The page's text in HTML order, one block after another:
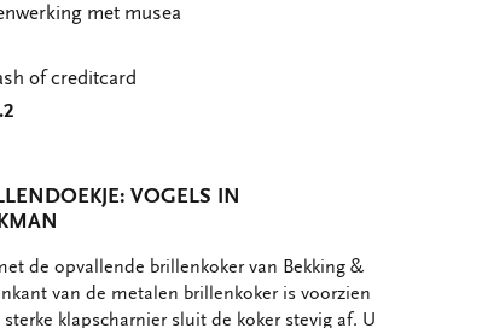
met musea
of creditcard
VOGELS IN
de opvallende brillenkoker van Bekking &
van de metalen brillenkoker is voorzien
klapscharnier sluit de koker stevig af. U